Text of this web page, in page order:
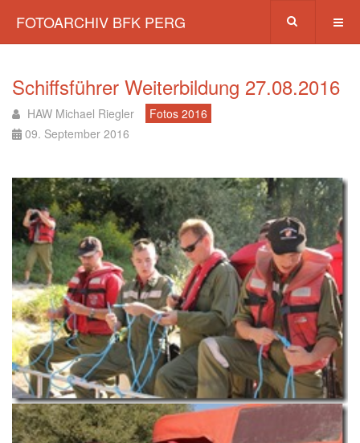
FOTOARCHIV BFK PERG
Schiffsführer Weiterbildung 27.08.2016
HAW Michael Riegler
Fotos 2016
09. September 2016